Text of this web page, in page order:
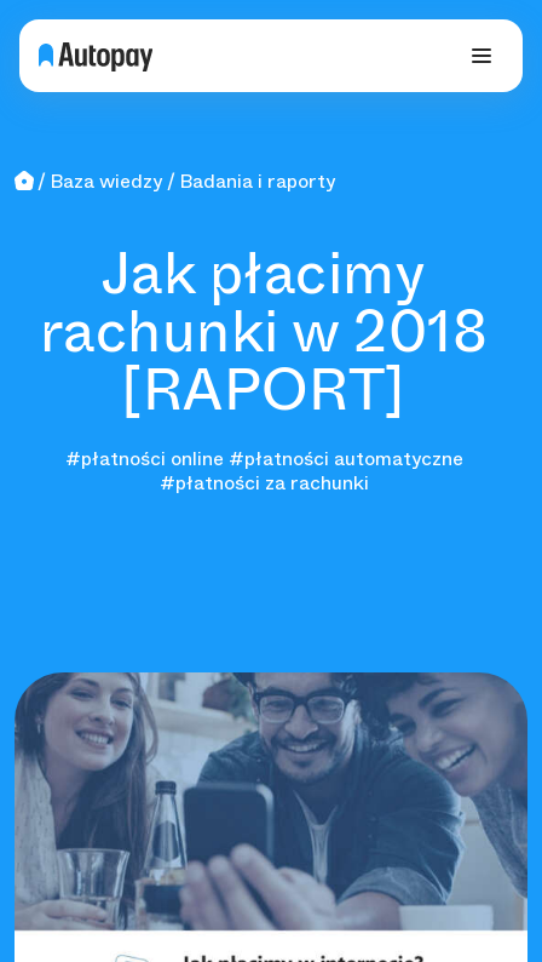
Baza wiedzy Badania i raporty
Jak płacimy
rachunki w 2018
[RAPORT]
#płatności online #płatności automatyczne
#płatności za rachunki